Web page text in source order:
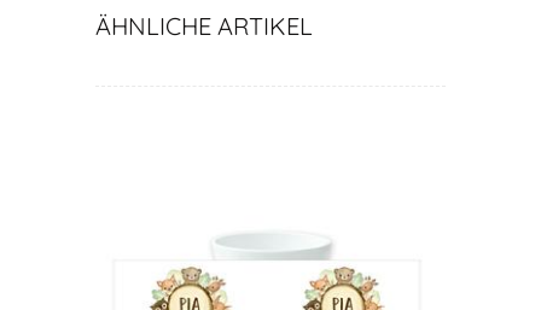
ÄHNLICHE ARTIKEL